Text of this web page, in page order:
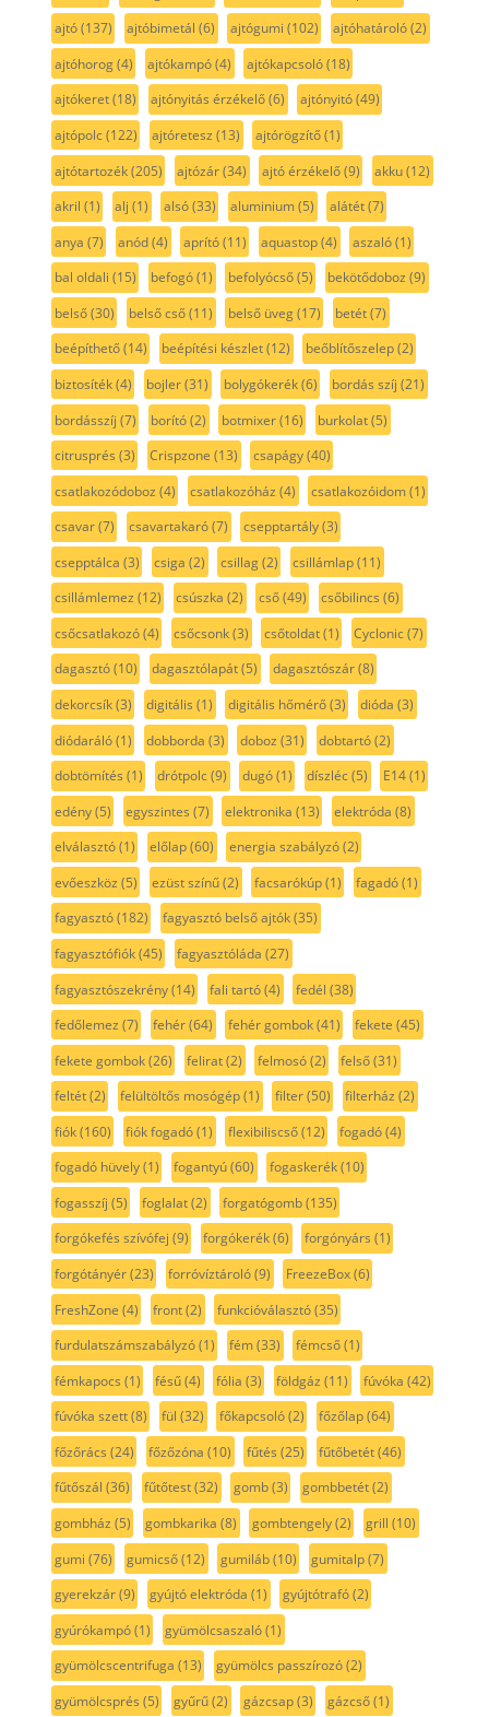
ajtó(137) ajtóbimetál (6) ajtógumi (102) ajtóhatároló(2)
ajtóhorog(4) ajtókampó(4) ajtókapcsoló(18)
ajtókeret(18) ajtónyitás érzékelő(6) ajtónyitó(49)
ajtópolc(122) ajtóretesz (13) ajtórögzítő(1)
ajtótartozék(205) ajtózár(34) ajtó érzékelő(9) akku(12)
akril (1) alj (1) alsó(33) aluminium(5) alátét(7)
anya (7) anód(4) aprító(11) aquastop(4) aszaló(1)
bal oldali (15) befogó(1) befolyócső(5) bekötődoboz (9)
belső(30) belső cső(11) belső üveg(17) betét(7)
beépíthető(14) beépítési készlet(12) beőblítőszelep(2)
biztosíték(4) bojler(31) bolygókerék(6) bordás szíj (21)
bordásszíj (7) borító(2) botmixer(16) burkolat(5)
citrusprés (3) Crispzone (13) csapágy(40)
csatlakozódoboz (4) csatlakozóház (4) csatlakozóidom(1)
csavar(7) csavartakaró(7) csepptartály(3)
csepptálca (3) csiga (2) csillag(2) csillámlap(11)
csillámlemez (12) csúszka (2) cső(49) csőbilincs (6)
csőcsatlakozó(4) csőcsonk(3) csőtoldat(1) Cyclonic(7)
dagasztó(10) dagasztólapát(5) dagasztószár(8)
dekorcsík(3) digitális (1) digitális hőmérő(3) dióda (3)
diódaráló(1) dobborda (3) doboz (31) dobtartó(2)
dobtömítés (1) drótpolc(9) dugó(1) díszléc(5) E14(1)
edény(5) egyszintes (7) elektronika (13) elektróda (8)
elválasztó(1) előlap(60) energia szabályzó(2)
evőeszköz (5) ezüst színű(2) facsarókúp(1) fagadó(1)
fagyasztó(182) fagyasztó belső ajtók(35)
fagyasztófiók(45) fagyasztóláda (27)
fagyasztószekrény(14) fali tartó(4) fedél (38)
fedőlemez (7) fehér(64) fehér gombok(41) fekete (45)
fekete gombok(26) felirat(2) felmosó(2) felső(31)
feltét(2) felültöltős mosógép(1) filter(50) filterház (2)
fiók(160) fiók fogadó(1) flexibiliscső(12) fogadó(4)
fogadó hüvely(1) fogantyú(60) fogaskerék(10)
fogasszíj (5) foglalat(2) forgatógomb(135)
forgókefés szívófej (9) forgókerék(6) forgónyárs (1)
forgótányér(23) forróvíztároló(9) FreezeBox(6)
FreshZone (4) front(2) funkcióválasztó(35)
furdulatszámszabályzó(1) fém(33) fémcső(1)
fémkapocs (1) fésű(4) fólia (3) földgáz (11) fúvóka (42)
fúvóka szett(8) fül (32) főkapcsoló(2) főzőlap(64)
főzőrács (24) főzőzóna (10) fűtés (25) fűtőbetét(46)
fűtőszál (36) fűtőtest(32) gomb(3) gombbetét(2)
gombház (5) gombkarika (8) gombtengely(2) grill (10)
gumi (76) gumicső(12) gumiláb(10) gumitalp(7)
gyerekzár(9) gyújtó elektróda (1) gyújtótrafó(2)
gyúrókampó(1) gyümölcsaszaló(1)
gyümölcscentrifuga (13) gyümölcs passzírozó(2)
gyümölcsprés (5) gyűrű(2) gázcsap(3) gázcső(1)